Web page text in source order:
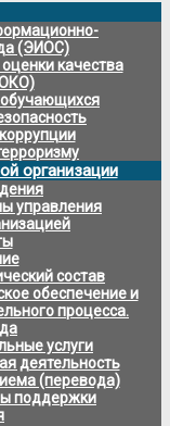
(ЭИОС)
качества
обучающихся
организации
управления
состав
обеспечение и
процесса.
услуги
деятельность
(перевода)
поддержки